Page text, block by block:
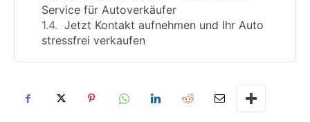
Service für Autoverkäufer
Jetzt Kontakt aufnehmen und Ihr Auto
stressfrei verkaufen